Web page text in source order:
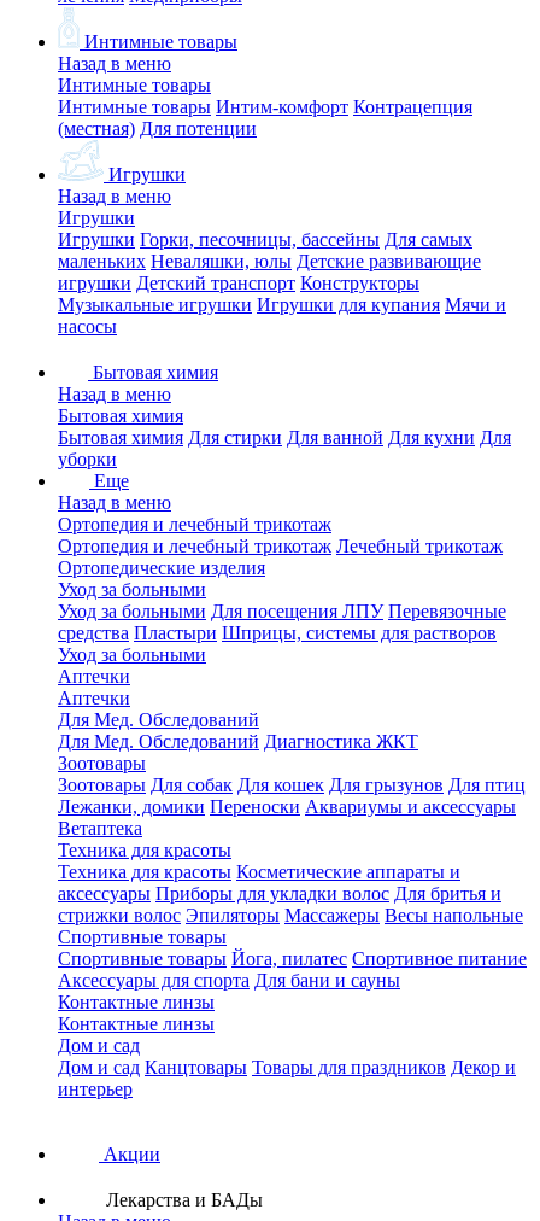
Интимные товары
Назад в меню
Интимные товары
Интимные товары Интим-комфорт Контрацепция
(местная) Для потенции
Игрушки
Назад в меню
Игрушки
Игрушки Горки, песочницы, бассейны Для самых
маленьких Неваляшки, юлы Детские развивающие
игрушки Детский транспорт Конструкторы
Музыкальные игрушки Игрушки для купания Мячи и
насосы
Бытовая химия
Назад в меню
Бытовая химия
Бытовая химия Для стирки Для ванной Для кухни Для
уборки
Еще
Назад в меню
Ортопедия и лечебный трикотаж
Ортопедия и лечебный трикотаж Лечебный трикотаж
Ортопедические изделия
Уход за больными
Уход за больными Для посещения ЛПУ Перевязочные
средства Пластыри Шприцы, системы для растворов
Уход за больными
Аптечки
Аптечки
Для Мед. Обследований
Для Мед. Обследований Диагностика ЖКТ
Зоотовары
Зоотовары Для собак Для кошек Для грызунов Для птиц
Лежанки, домики Переноски Аквариумы и аксессуары
Ветаптека
Техника для красоты
Техника для красоты Косметические аппараты и
аксессуары Приборы для укладки волос Для бритья и
стрижки волос Эпиляторы Массажеры Весы напольные
Спортивные товары
Спортивные товары Йога, пилатес Спортивное питание
Аксессуары для спорта Для бани и сауны
Контактные линзы
Контактные линзы
Дом и сад
Дом и сад Канцтовары Товары для праздников Декор и
интерьер
Акции
Лекарства и БАДы